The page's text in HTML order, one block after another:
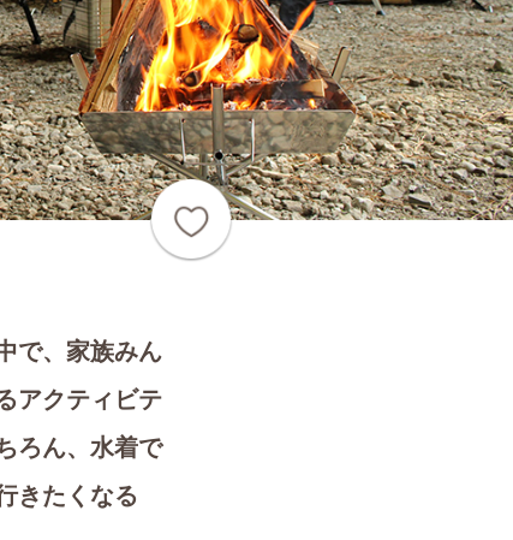
で、家族みん
アクティビテ
ろん、水着で
きたくなる